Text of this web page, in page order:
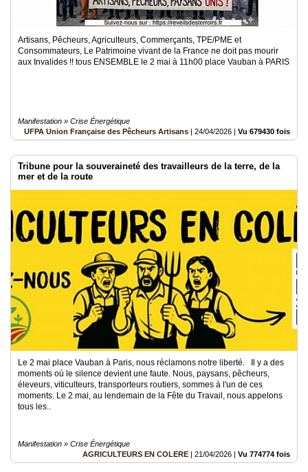
Artisans, Pêcheurs, Agriculteurs, Commerçants, TPE/PME et
Consommateurs, Le Patrimoine vivant de la France ne doit pas mourir
aux Invalides !! tous ENSEMBLE le 2 mai à 11h00 place Vauban à PARIS
Manifestation » Crise Énergétique
UFPA Union Française des Pêcheurs Artisans | 24/04/2026 | Vu 679430 fois
Tribune pour la souveraineté des travailleurs de la terre, de la
mer et de la route
Le 2 mai place Vauban à Paris, nous réclamons notre liberté. Il y a des
moments où le silence devient une faute. Nous, paysans, pêcheurs,
éleveurs, viticulteurs, transporteurs routiers, sommes à l'un de ces
moments. Le 2 mai, au lendemain de la Fête du Travail, nous appelons
tous les..
Manifestation » Crise Énergétique
AGRICULTEURS EN COLERE | 21/04/2026 | Vu 774774 fois